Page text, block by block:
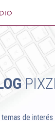
temas de